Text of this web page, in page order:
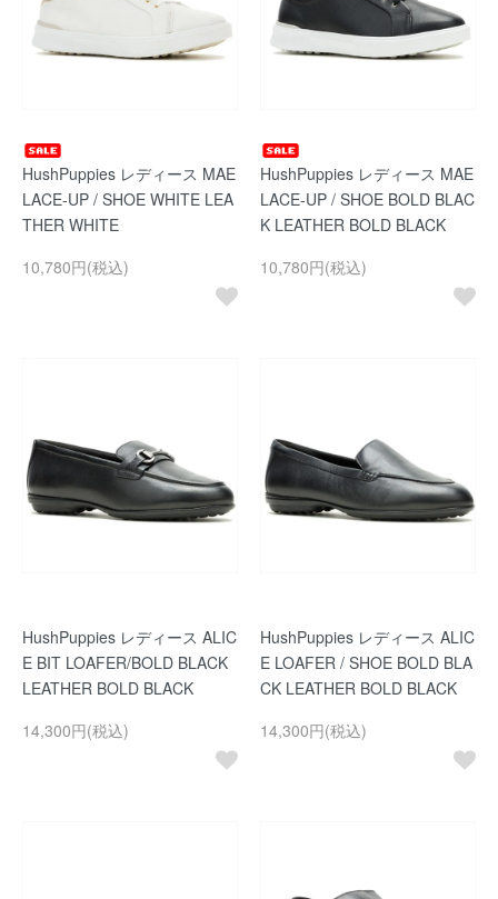
HushPuppies レディース MAE
LACE-UP / SHOE WHITE LEA
THER WHITE
10,780円(税込)
HushPuppies レディース MAE
LACE-UP / SHOE BOLD BLAC
K LEATHER BOLD BLACK
10,780円(税込)
HushPuppies レディース ALIC
E BIT LOAFER/BOLD BLACK
LEATHER BOLD BLACK
14,300円(税込)
HushPuppies レディース ALIC
E LOAFER / SHOE BOLD BLA
CK LEATHER BOLD BLACK
14,300円(税込)